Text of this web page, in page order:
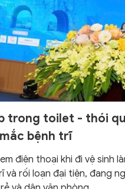
trong toilet - thói
bệnh trĩ
điện thoại khi đi vệ sinh
và rối loạn đại tiện, đang